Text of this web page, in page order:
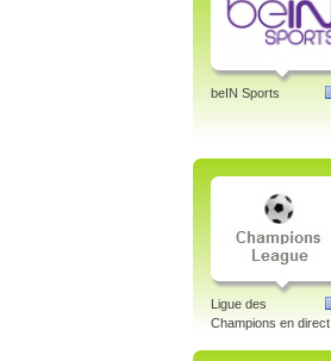
beIN Sports
Ligue des
Champions en direct